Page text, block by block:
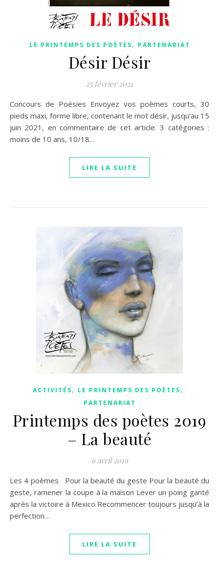
LE PRINTEMPS DES POÈTES, PARTENARIAT
Désir Désir
25 février 2021
Concours de Poésies Envoyez vos poèmes courts, 30
pieds maxi, forme libre, contenant le mot désir, jusqu’au 15
juin 2021, en commentaire de cet article. 3 catégories :
moins de 10 ans, 10/18…
LIRE LA SUITE
ACTIVITÉS, LE PRINTEMPS DES POÈTES,
PARTENARIAT
Printemps des poètes 2019
– La beauté
6 avril 2019
Les 4 poèmes Pour la beauté du geste Pour la beauté du
geste, ramener la coupe à la maison Lever un poing ganté
après la victoire à Mexico Recommencer toujours jusqu’à la
perfection…
LIRE LA SUITE